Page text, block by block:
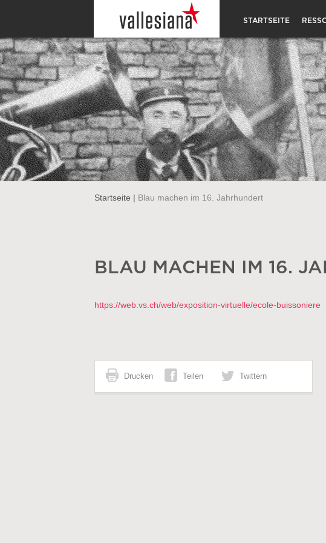
STARTSEITE
Startseite | Blau machen im 16. Jahrhundert
BLAU MACHEN IM 16.
https://web.vs.ch/web/exposition-virtuelle/ecole-buissoniere
Drucken Teilen Twittern